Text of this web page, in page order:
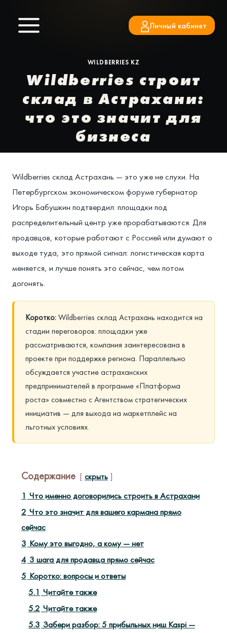
содержимому
Личный кабинет
WILDBERRIES KZ
Wildberries строит
склад в Астрахани:
что это значит для
бизнеса
Wildberries склад Астрахань — это уже не слухи. На
Петербургском экономическом форуме губернатор
Игорь Бабушкин подтвердил: площадки под
распределительный центр уже прорабатываются. Для
продавцов, которые работают с Россией или думают о
выходе туда, это прямой сигнал: логистическая карта
меняется, и лучше понять это сейчас, чем потом
догонять.
Коротко:Wildberries склад Астрахань находится на
стадии переговоров: площадки уже
рассматриваются, компания заинтересована в
проекте при поддержке региона. Параллельно
обсуждается участие астраханских
предпринимателей в программе «Платформа
роста» совместно с Агентством стратегических
инициатив — для выхода на маркетплейс на
льготных условиях.
Содержание скрыть
1 Что именно договорились строить в Астрахани
2 Что это значит для вашего кармана прямо
сейчас
3 Кому это выгодно, а кому — нет
4 3 шага для продавца прямо сейчас
5 Коротко: вопросы и ответы
5.1 Читайте также
5.2 Читайте также
5.3 Забери разбор: 5 прибыльных ниш Kaspi —